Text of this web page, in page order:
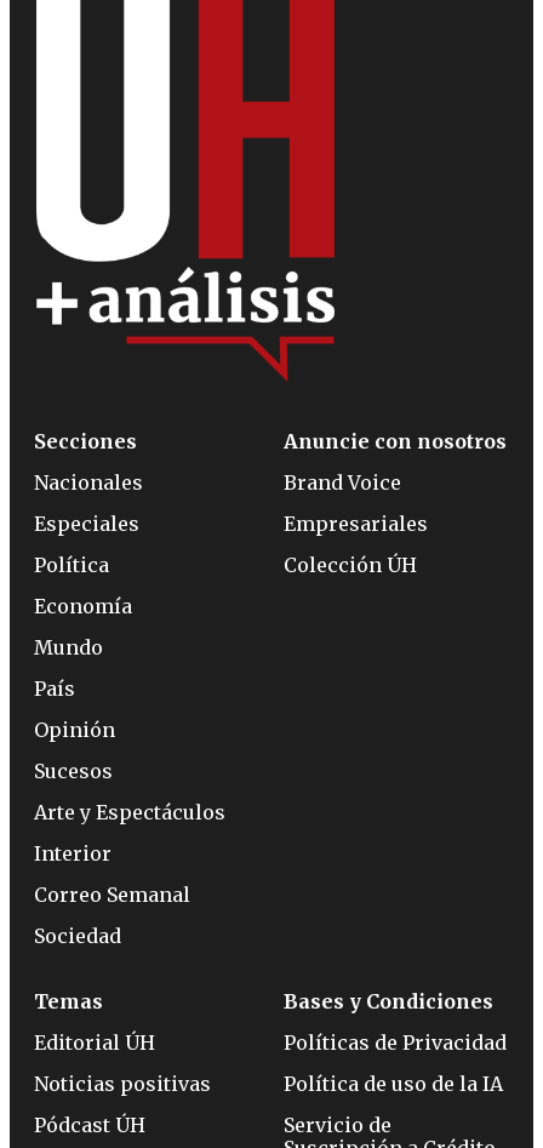
Secciones
Nacionales
Especiales
Política
Economía
Mundo
País
Opinión
Sucesos
Arte y Espectáculos
Interior
Correo Semanal
Sociedad
Anuncie con nosotros
Brand Voice
Empresariales
Colección ÚH
Temas
Editorial ÚH
Noticias positivas
Pódcast ÚH
Bases y Condiciones
Políticas de Privacidad
Política de uso de la IA
Servicio de